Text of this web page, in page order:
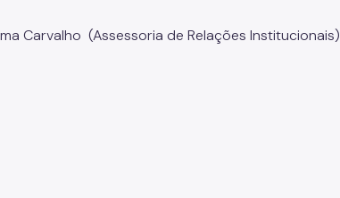
Carvalho (Assessoria de Relações Institucionais)